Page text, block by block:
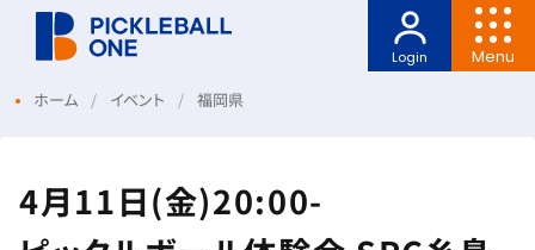
Menu
Login
ホーム イベント 福岡県
4月11日(金)20:00-